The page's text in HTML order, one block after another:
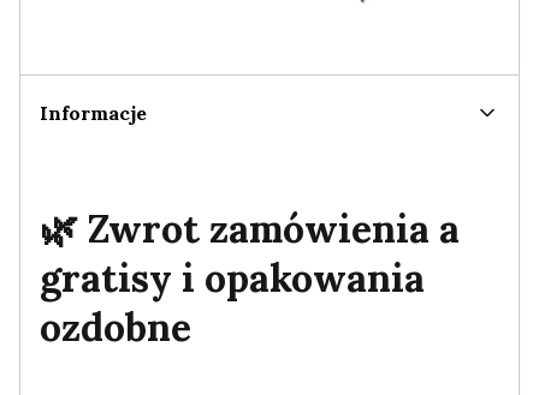
Informacje
🌿 Zwrot zamówienia a
gratisy i opakowania
ozdobne